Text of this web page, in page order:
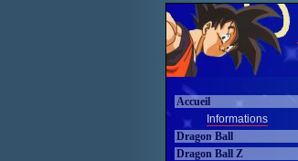
Accueil
Informations
Dragon Ball
Dragon Ball Z